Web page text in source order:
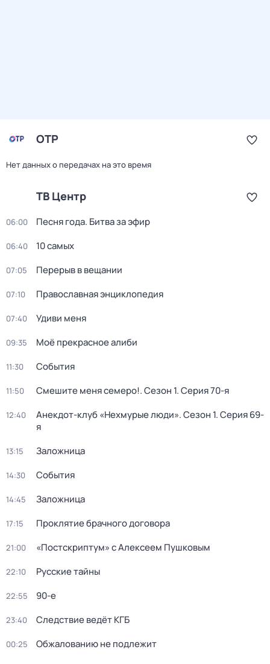
ОТР
Нет данных о передачах на это время
ТВ Центр
06:00 Песня года. Битва за эфир
06:40 10 самых
07:05 Перерыв в вещании
07:10 Православная энциклопедия
07:40 Удиви меня
09:35 Моё прекрасное алиби
11:30 События
11:50 Смешите меня семеро!. Сезон 1. Серия 70-я
12:40 Анекдот-клуб «Нехмурые люди». Сезон 1. Серия 69-
я
13:15 Заложница
14:30 События
14:45 Заложница
17:15 Проклятие брачного договора
21:00 «Постскриптум» с Алексеем Пушковым
22:10 Русские тайны
22:55 90-е
23:40 Следствие ведёт КГБ
00:25 Обжалованию не подлежит